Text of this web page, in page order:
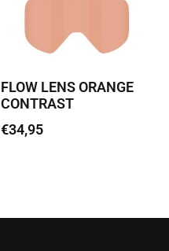
FLOW LENS ORANGE
CONTRAST
€34,95